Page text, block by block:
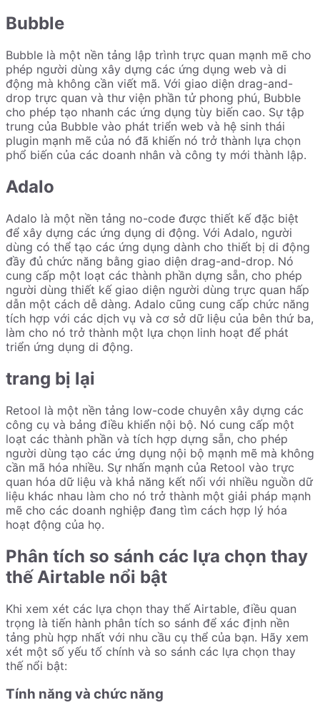
Bubble
Bubble là một nền tảng lập trình trực quan mạnh mẽ cho
phép người dùng xây dựng các ứng dụng web và di
động mà không cần viết mã. Với giao diện drag-and-
drop trực quan và thư viện phần tử phong phú, Bubble
cho phép tạo nhanh các ứng dụng tùy biến cao. Sự tập
trung của Bubble vào phát triển web và hệ sinh thái
plugin mạnh mẽ của nó đã khiến nó trở thành lựa chọn
phổ biến của các doanh nhân và công ty mới thành lập.
Adalo
Adalo là một nền tảng no-code được thiết kế đặc biệt
để xây dựng các ứng dụng di động. Với Adalo, người
dùng có thể tạo các ứng dụng dành cho thiết bị di động
đầy đủ chức năng bằng giao diện drag-and-drop. Nó
cung cấp một loạt các thành phần dựng sẵn, cho phép
người dùng thiết kế giao diện người dùng trực quan hấp
dẫn một cách dễ dàng. Adalo cũng cung cấp chức năng
tích hợp với các dịch vụ và cơ sở dữ liệu của bên thứ ba,
làm cho nó trở thành một lựa chọn linh hoạt để phát
triển ứng dụng di động.
trang bị lại
Retool là một nền tảng low-code chuyên xây dựng các
công cụ và bảng điều khiển nội bộ. Nó cung cấp một
loạt các thành phần và tích hợp dựng sẵn, cho phép
người dùng tạo các ứng dụng nội bộ mạnh mẽ mà không
cần mã hóa nhiều. Sự nhấn mạnh của Retool vào trực
quan hóa dữ liệu và khả năng kết nối với nhiều nguồn dữ
liệu khác nhau làm cho nó trở thành một giải pháp mạnh
mẽ cho các doanh nghiệp đang tìm cách hợp lý hóa
hoạt động của họ.
Phân tích so sánh các lựa chọn thay
thế Airtable nổi bật
Khi xem xét các lựa chọn thay thế Airtable, điều quan
trọng là tiến hành phân tích so sánh để xác định nền
tảng phù hợp nhất với nhu cầu cụ thể của bạn. Hãy xem
xét một số yếu tố chính và so sánh các lựa chọn thay
thế nổi bật:
Tính năng và chức năng